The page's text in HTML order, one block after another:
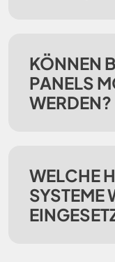
KÖNNEN
PANELS
WERDEN?
WELCHE
SYSTEME